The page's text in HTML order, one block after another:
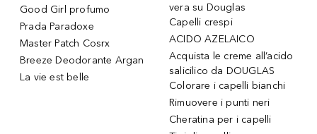
Good Girl profumo
Prada Paradoxe
Master Patch Cosrx
Breeze Deodorante Argan
La vie est belle
vera su Douglas
Capelli crespi
ACIDO AZELAICO
Acquista le creme all’acido
salicilico da DOUGLAS
Colorare i capelli bianchi
Rimuovere i punti neri
Cheratina per i capelli